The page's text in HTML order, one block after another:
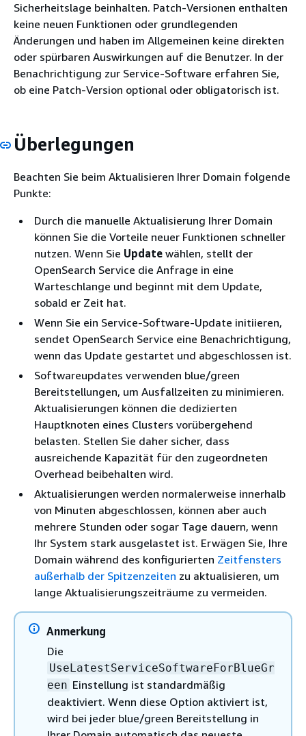
Sicherheitslage beinhalten. Patch-Versionen enthalten
keine neuen Funktionen oder grundlegenden
Änderungen und haben im Allgemeinen keine direkten
oder spürbaren Auswirkungen auf die Benutzer. In der
Benachrichtigung zur Service-Software erfahren Sie,
ob eine Patch-Version optional oder obligatorisch ist.
Überlegungen
Beachten Sie beim Aktualisieren Ihrer Domain folgende
Punkte:
Durch die manuelle Aktualisierung Ihrer Domain
können Sie die Vorteile neuer Funktionen schneller
nutzen. Wenn Sie Update wählen, stellt der
OpenSearch Service die Anfrage in eine
Warteschlange und beginnt mit dem Update,
sobald er Zeit hat.
Wenn Sie ein Service-Software-Update initiieren,
sendet OpenSearch Service eine Benachrichtigung,
wenn das Update gestartet und abgeschlossen ist.
Softwareupdates verwenden blue/green
Bereitstellungen, um Ausfallzeiten zu minimieren.
Aktualisierungen können die dedizierten
Hauptknoten eines Clusters vorübergehend
belasten. Stellen Sie daher sicher, dass
ausreichende Kapazität für den zugeordneten
Overhead beibehalten wird.
Aktualisierungen werden normalerweise innerhalb
von Minuten abgeschlossen, können aber auch
mehrere Stunden oder sogar Tage dauern, wenn
Ihr System stark ausgelastet ist. Erwägen Sie, Ihre
Domain während des konfigurierten Zeitfensters
außerhalb der Spitzenzeiten zu aktualisieren, um
lange Aktualisierungszeiträume zu vermeiden.
Anmerkung
Die
UseLatestServiceSoftwareForBlueGr
een Einstellung ist standardmäßig
deaktiviert. Wenn diese Option aktiviert ist,
wird bei jeder blue/green Bereitstellung in